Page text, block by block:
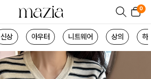
0
신상 아우터 니트웨어 상의 하